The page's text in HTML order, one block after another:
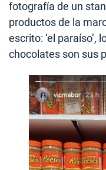
fotografía de un
productos de la
escrito: ‘el paraíso’,
chocolates son sus